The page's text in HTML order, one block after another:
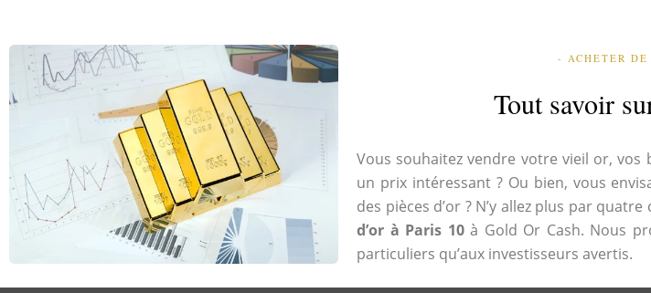
- ACHETER
Tout savoir
Vous souhaitez vendre votre vieil or, vos
un prix intéressant ? Ou bien, vous
des pièces d’or ? N’y allez plus par
d’or à Paris 10à Gold Or Cash. Nous
particuliers qu’aux investisseurs avertis.